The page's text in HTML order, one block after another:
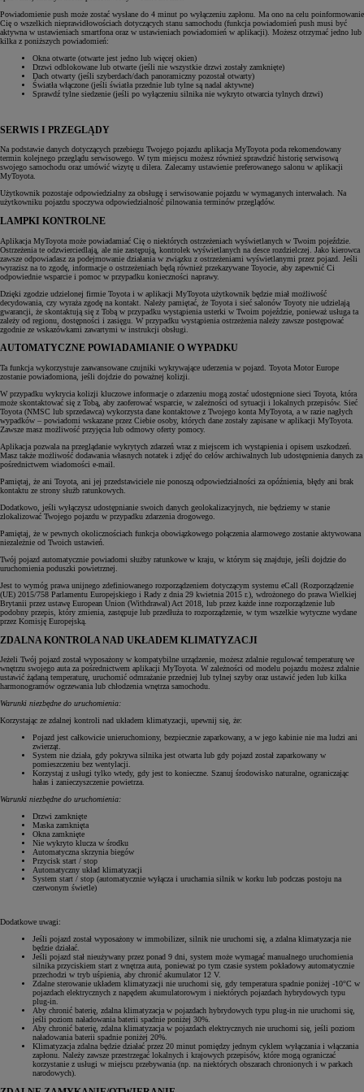
Powiadomienie push może zostać wysłane do 4 minut po wyłączeniu zapłonu. Ma ono na celu poinformowanie
Cię o wszelkich nieprawidłowościach dotyczących stanu samochodu (funkcja powiadomień push musi być
aktywna w ustawieniach smartfona oraz w ustawieniach powiadomień w aplikacji). Możesz otrzymać jedno lub
kilka z poniższych powiadomień:
Okna otwarte (otwarte jest jedno lub więcej okien)
Drzwi odblokowane lub otwarte (jeśli nie wszystkie drzwi zostały zamknięte)
Dach otwarty (jeśli szyberdach/dach panoramiczny pozostał otwarty)
Światła włączone (jeśli światła przednie lub tylne są nadal aktywne)
Sprawdź tylne siedzenie (jeśli po wyłączeniu silnika nie wykryto otwarcia tylnych drzwi)
SERWIS I PRZEGLĄDY
Na podstawie danych dotyczących przebiegu Twojego pojazdu aplikacja MyToyota poda rekomendowany
termin kolejnego przeglądu serwisowego. W tym miejscu możesz również sprawdzić historię serwisową
swojego samochodu oraz umówić wizytę u dilera. Zalecamy ustawienie preferowanego salonu w aplikacji
MyToyota.
Użytkownik pozostaje odpowiedzialny za obsługę i serwisowanie pojazdu w wymaganych interwałach. Na
użytkowniku pojazdu spoczywa odpowiedzialność pilnowania terminów przeglądów.
LAMPKI KONTROLNE
Aplikacja MyToyota może powiadamiać Cię o niektórych ostrzeżeniach wyświetlanych w Twoim pojeździe.
Ostrzeżenia te odzwierciedlają, ale nie zastępują, kontrolek wyświetlanych na desce rozdzielczej. Jako kierowca
zawsze odpowiadasz za podejmowanie działania w związku z ostrzeżeniami wyświetlanymi przez pojazd. Jeśli
wyrazisz na to zgodę, informacje o ostrzeżeniach będą również przekazywane Toyocie, aby zapewnić Ci
odpowiednie wsparcie i pomoc w przypadku konieczności naprawy.
Dzięki zgodzie udzielonej firmie Toyota i w aplikacji MyToyota użytkownik będzie miał możliwość
decydowania, czy wyraża zgodę na kontakt. Należy pamiętać, że Toyota i sieć salonów Toyoty nie udzielają
gwarancji, że skontaktują się z Tobą w przypadku wystąpienia usterki w Twoim pojeździe, ponieważ usługa ta
zależy od regionu, dostępności i zasięgu. W przypadku wystąpienia ostrzeżenia należy zawsze postępować
zgodnie ze wskazówkami zawartymi w instrukcji obsługi.
AUTOMATYCZNE POWIADAMIANIE O WYPADKU
Ta funkcja wykorzystuje zaawansowane czujniki wykrywające uderzenia w pojazd. Toyota Motor Europe
zostanie powiadomiona, jeśli dojdzie do poważnej kolizji.
W przypadku wykrycia kolizji kluczowe informacje o zdarzeniu mogą zostać udostępnione sieci Toyota, która
może skontaktować się z Tobą, aby zaoferować wsparcie, w zależności od sytuacji i lokalnych przepisów. Sieć
Toyota (NMSC lub sprzedawca) wykorzysta dane kontaktowe z Twojego konta MyToyota, a w razie nagłych
wypadków – powiadomi wskazane przez Ciebie osoby, których dane zostały zapisane w aplikacji MyToyota.
Zawsze masz możliwość przyjęcia lub odmowy oferty pomocy.
Aplikacja pozwala na przeglądanie wykrytych zdarzeń wraz z miejscem ich wystąpienia i opisem uszkodzeń.
Masz także możliwość dodawania własnych notatek i zdjęć do celów archiwalnych lub udostępnienia danych za
pośrednictwem wiadomości e-mail.
Pamiętaj, że ani Toyota, ani jej przedstawiciele nie ponoszą odpowiedzialności za opóźnienia, błędy ani brak
kontaktu ze strony służb ratunkowych.
Dodatkowo, jeśli wyłączysz udostępnianie swoich danych geolokalizacyjnych, nie będziemy w stanie
zlokalizować Twojego pojazdu w przypadku zdarzenia drogowego.
Pamiętaj, że w pewnych okolicznościach funkcja obowiązkowego połączenia alarmowego zostanie aktywowana
niezależnie od Twoich ustawień.
Twój pojazd automatycznie powiadomi służby ratunkowe w kraju, w którym się znajduje, jeśli dojdzie do
uruchomienia poduszki powietrznej.
Jest to wymóg prawa unijnego zdefiniowanego rozporządzeniem dotyczącym systemu eCall (Rozporządzenie
(UE) 2015/758 Parlamentu Europejskiego i Rady z dnia 29 kwietnia 2015 r.), wdrożonego do prawa Wielkiej
Brytanii przez ustawę European Union (Withdrawal) Act 2018, lub przez każde inne rozporządzenie lub
podobny przepis, który zmienia, zastępuje lub przedłuża to rozporządzenie, w tym wszelkie wytyczne wydane
przez Komisję Europejską.
ZDALNA KONTROLA NAD UKŁADEM KLIMATYZACJI
Jeżeli Twój pojazd został wyposażony w kompatybilne urządzenie, możesz zdalnie regulować temperaturę we
wnętrzu swojego auta za pośrednictwem aplikacji MyToyota. W zależności od modelu pojazdu możesz zdalnie
ustawić żądaną temperaturę, uruchomić odmrażanie przedniej lub tylnej szyby oraz ustawić jeden lub kilka
harmonogramów ogrzewania lub chłodzenia wnętrza samochodu.
Warunki niezbędne do uruchomienia:
Korzystając ze zdalnej kontroli nad układem klimatyzacji, upewnij się, że:
Pojazd jest całkowicie unieruchomiony, bezpiecznie zaparkowany, a w jego kabinie nie ma ludzi ani
zwierząt.
System nie działa, gdy pokrywa silnika jest otwarta lub gdy pojazd został zaparkowany w
pomieszczeniu bez wentylacji.
Korzystaj z usługi tylko wtedy, gdy jest to konieczne. Szanuj środowisko naturalne, ograniczając
hałas i zanieczyszczenie powietrza.
Warunki niezbędne do uruchomienia:
Drzwi zamknięte
Maska zamknięta
Okna zamknięte
Nie wykryto klucza w środku
Automatyczna skrzynia biegów
Przycisk start / stop
Automatyczny układ klimatyzacji
System start / stop (automatycznie wyłącza i uruchamia silnik w korku lub podczas postoju na
czerwonym świetle)
Dodatkowe uwagi:
Jeśli pojazd został wyposażony w immobilizer, silnik nie uruchomi się, a zdalna klimatyzacja nie
będzie działać.
Jeśli pojazd stał nieużywany przez ponad 9 dni, system może wymagać manualnego uruchomienia
silnika przyciskiem start z wnętrza auta, ponieważ po tym czasie system pokładowy automatycznie
przechodzi w tryb uśpienia, aby chronić akumulator 12 V.
Zdalne sterowanie układem klimatyzacji nie uruchomi się, gdy temperatura spadnie poniżej -10°C w
pojazdach elektrycznych z napędem akumulatorowym i niektórych pojazdach hybrydowych typu
plug-in.
Aby chronić baterię, zdalna klimatyzacja w pojazdach hybrydowych typu plug-in nie uruchomi się,
jeśli poziom naładowania baterii spadnie poniżej 30%.
Aby chronić baterię, zdalna klimatyzacja w pojazdach elektrycznych nie uruchomi się, jeśli poziom
naładowania baterii spadnie poniżej 20%.
Klimatyzacja zdalna będzie działać przez 20 minut pomiędzy jednym cyklem wyłączania i włączania
zapłonu. Należy zawsze przestrzegać lokalnych i krajowych przepisów, które mogą ograniczać
korzystanie z usługi w miejscu przebywania (np. na niektórych obszarach chronionych i w parkach
narodowych).